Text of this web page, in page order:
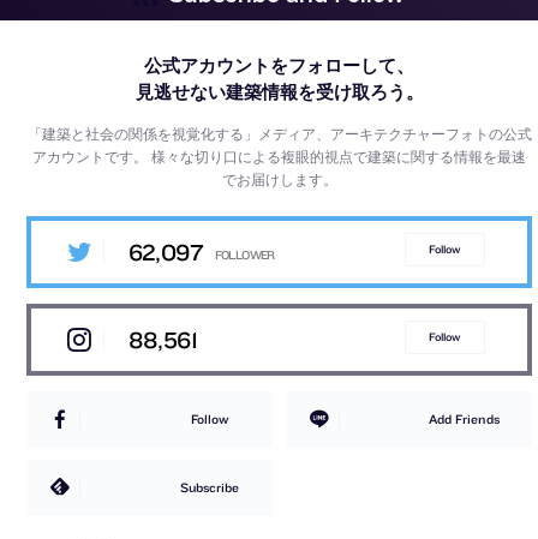
公式アカウントをフォローして、
見逃せない建築情報を受け取ろう。
「建築と社会の関係を視覚化する」メディア、アーキテクチャーフォトの公式
アカウントです。様々な切り口による複眼的視点で建築に関する情報を最速
でお届けします。
62,097 Follow
88,561 Follow
Follow Add Friends
Subscribe